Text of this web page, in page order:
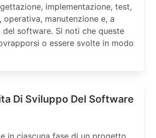
implementazione, test,
operativa, manutenzione e, a
software. Si noti che queste
o essere svolte in modo
Di Sviluppo Del Software
in ciascuna fase di un progetto